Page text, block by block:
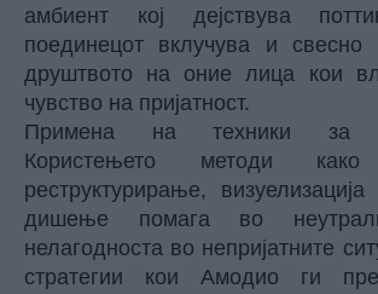
амбиент кој дејствува
поединецот вклучува и
друштвото на оние лица кои
чувство на пријатност.
Примена на техники за
Користењето методи како
реструктурирање,
дишење помага во
нелагодноста во непријатните
стратегии кои Амодио ги